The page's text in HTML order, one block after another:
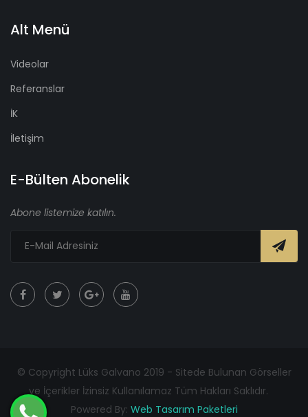
Alt Menü
Videolar
Referanslar
İK
İletişim
E-Bülten Abonelik
Abone listemize katılın.
© Copyright Lüks Galvano 2019 - Sitede Bulunan Görseller
ve İçerikler İzinsiz Kullanılamaz Tüm Hakları Saklıdır.
Powered By: Web Tasarım Paketleri